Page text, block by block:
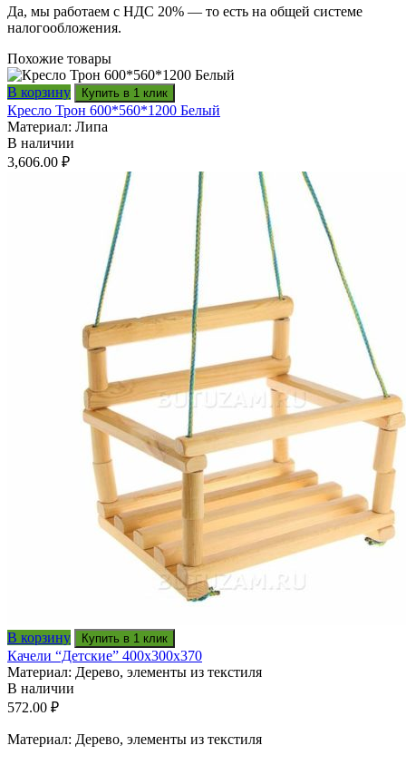
Да, мы работаем с НДС 20% — то есть на общей системе
налогообложения.
Похожие товары
В корзину Купить в 1 клик
Кресло Трон 600*560*1200 Белый
Материал: Липа
В наличии
3,606.00 ₽
В корзину Купить в 1 клик
Качели “Детские” 400x300x370
Материал: Дерево, элементы из текстиля
В наличии
572.00 ₽
Материал: Дерево, элементы из текстиля